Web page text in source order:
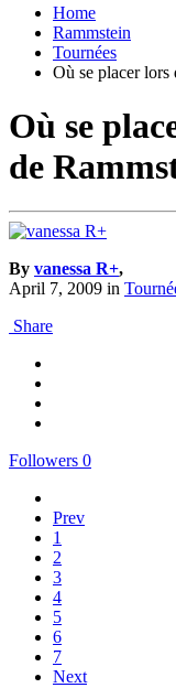
Home
Rammstein
Tournées
Où se placer lors
Où se
de
By vanessa R+,
April 7, 2009 in
Share
Followers 0
Prev
1
2
3
4
5
6
7
Next